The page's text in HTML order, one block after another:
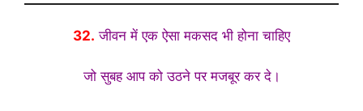
32. जीवन में एक ऐसा मकसद भी होना चाहिए
जो सुबह आप को उठने पर मजबूर कर दे।